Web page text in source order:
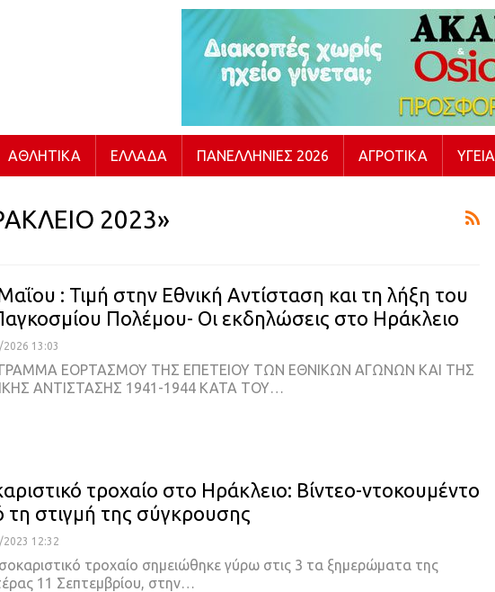
ΑΘΛΗΤΙΚΆ ΕΛΛΆΔΑ ΠΑΝΕΛΛΉΝΙΕΣ 2026 ΑΓΡΟΤΙΚΆ ΥΓΕΊΑ
2023»
: Τιμή στην Εθνική Αντίσταση και τη λήξη του
Πολέμου- Οι εκδηλώσεις στο Ηράκλειο
13:03
ΕΟΡΤΑΣΜΟΥ ΤΗΣ ΕΠΕΤΕΙΟΥ ΤΩΝ ΕΘΝΙΚΩΝ ΑΓΩΝΩΝ ΚΑΙ ΤΗΣ
ΑΝΤΙΣΤΑΣΗΣ 1941-1944 ΚΑΤΑ ΤΟΥ…
τροχαίο στο Ηράκλειο: Βίντεο-ντοκουμέντο
τη στιγμή της σύγκρουσης
12:32
τροχαίο σημειώθηκε γύρω στις 3 τα ξημερώματα της
11 Σεπτεμβρίου, στην…